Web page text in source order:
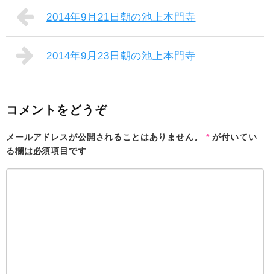
2014年9月21日朝の池上本門寺
2014年9月23日朝の池上本門寺
コメントをどうぞ
メールアドレスが公開されることはありません。 *が付いてい
る欄は必須項目です